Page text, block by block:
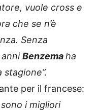
vuole cross e
che se n’è
Senza
Benzemaha
per il francese:
sono i migliori